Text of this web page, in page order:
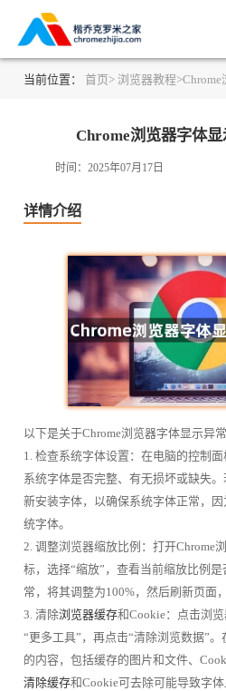
当前位置： 首页> 浏览器教程>
Chrome浏览器字体
时间：2025年07月17日
详情介绍
以下是关于Chrome浏览器字体显示异
1. 检查系统字体设置：在电脑的控制
系统字体是否完整、有无损坏或缺失
新安装字体，以确保系统字体正常，
统字体。
2. 调整浏览器缩放比例：打开Chrome
标，选择“缩放”，查看当前缩放比例
常，将其调整为100%，然后刷新页面
3. 清除浏览器缓存和Cookie：点击浏
“更多工具”，再点击“清除浏览数据”
的内容，包括缓存的图片和文件、
清除缓存和Cookie可去除可能导致字